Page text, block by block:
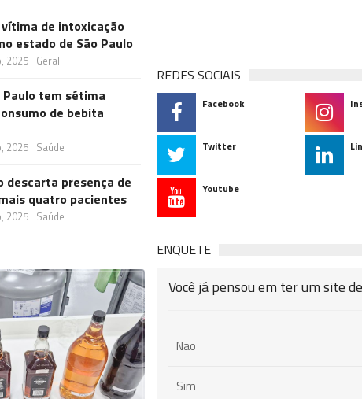
de intoxicação
estado de São Paulo
2025 Geral
Paulo tem sétima
de bebita
2025 Saúde
descarta presença de
quatro pacientes
2025 Saúde
REDES SOCIAIS
Facebook
Twitter
Youtube
ENQUETE
Você já pensou em ter um site
Não
Sim